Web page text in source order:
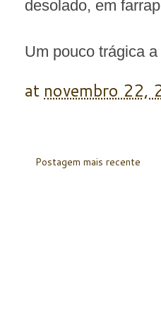
desolado, em
Um pouco trágica
at novembro 22,
Postagem mais recente